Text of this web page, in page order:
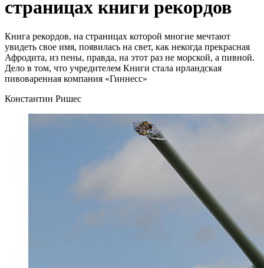
страницах книги рекордов
Книга рекордов, на страницах которой многие мечтают
увидеть свое имя, появилась на свет, как некогда прекрасная
Афродита, из пены, правда, на этот раз не морской, а пивной.
Дело в том, что учредителем Книги стала ирландская
пивоваренная компания «Гиннесс»
Константин Ришес